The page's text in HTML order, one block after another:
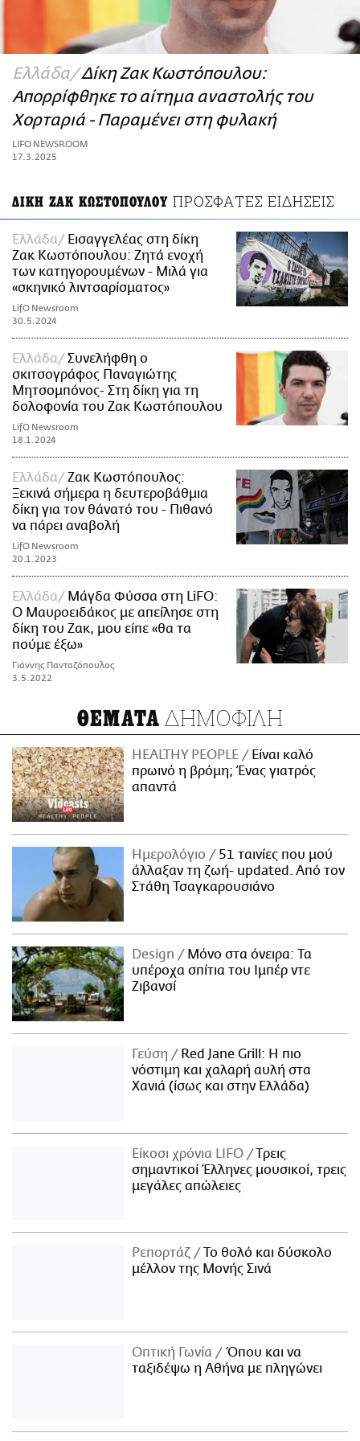
PRINT
Ελλάδα Δίκη Ζακ Κωστόπουλου:
Απορρίφθηκε το αίτημα αναστολής του
Χορταριά - Παραμένει στη φυλακή
LIFO NEWSROOM
17.3.2025
ΔΙΚΗ ΖΑΚ ΚΩΣΤΟΠΟΥΛΟΥ ΠΡΟΣΦΑΤΕΣ ΕΙΔΗΣΕΙΣ
Ελλάδα
Εισαγγελέας στη δίκη
Ζακ Κωστόπουλου: Ζητά ενοχή
των κατηγορουμένων - Μιλά για
«σκηνικό λιντσαρίσματος»
LifO Newsroom
30.5.2024
Ελλάδα
Συνελήφθη ο
σκιτσογράφος Παναγιώτης
Μητσομπόνος- Στη δίκη για τη
δολοφονία του Ζακ Κωστόπουλου
LifO Newsroom
18.1.2024
Ελλάδα
Ζακ Κωστόπουλος:
Ξεκινά σήμερα η δευτεροβάθμια
δίκη για τον θάνατό του - Πιθανό
να πάρει αναβολή
LifO Newsroom
20.1.2023
Ελλάδα
Μάγδα Φύσσα στη LiFO:
Ο Μαυροειδάκος με απείλησε στη
δίκη του Ζακ, μου είπε «θα τα
πούμε έξω»
Γιάννης Πανταζόπουλος
3.5.2022
ΘΕΜΑΤΑ ΔΗΜΟΦΙΛΗ
HEALTHY PEOPLE
Είναι καλό
πρωινό η βρόμη; Ένας γιατρός
απαντά
Ημερολόγιο
51 ταινίες που μού
άλλαξαν τη ζωή- updated. Aπό τον
Στάθη Τσαγκαρουσιάνο
Design
Μόνο στα όνειρα: Τα
υπέροχα σπίτια του Ιμπέρ ντε
Ζιβανσί
Γεύση
Red Jane Grill: Η πιο
νόστιμη και χαλαρή αυλή στα
Χανιά (ίσως και στην Ελλάδα)
Είκοσι χρόνια LIFO
Tρεις
σημαντικοί Έλληνες μουσικοί, τρεις
μεγάλες απώλειες
Ρεπορτάζ
Το θολό και δύσκολο
μέλλον της Μονής Σινά
Οπτική Γωνία
Όπου και να
ταξιδέψω η Αθήνα με πληγώνει